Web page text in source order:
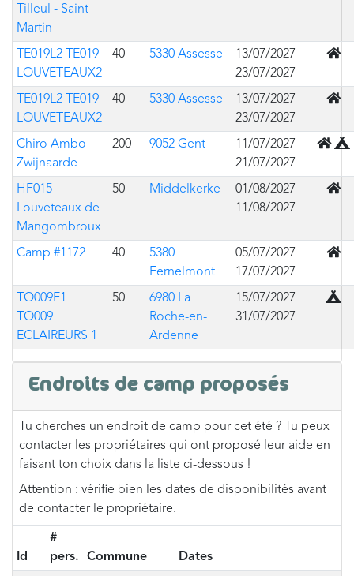
Tilleul - Saint
Martin
TE019L2 TE019
LOUVETEAUX2
40 5330 Assesse
13/07/2027
23/07/2027
En
TE019L2 TE019
LOUVETEAUX2
40 5330 Assesse
13/07/2027
23/07/2027
En
Chiro Ambo
Zwijnaarde
200 9052 Gent
11/07/2027
21/07/2027
Mixte
HF015
Louveteaux de
Mangombroux
50 Middelkerke
01/08/2027
11/08/2027
En
Camp #1172 40
5380
Fernelmont
05/07/2027
17/07/2027
En
TO009E1
TO009
ECLAIREURS 1
50
6980 La
Roche-en-
Ardenne
15/07/2027
31/07/2027
Endroits de camp proposés
Tu cherches un endroit de camp pour cet été ? Tu peux
contacter les propriétaires qui ont proposé leur aide en
faisant ton choix dans la liste ci-dessous !
Attention : vérifie bien les dates de disponibilités avant
de contacter le propriétaire.
Id
#
pers.
Commune Dates